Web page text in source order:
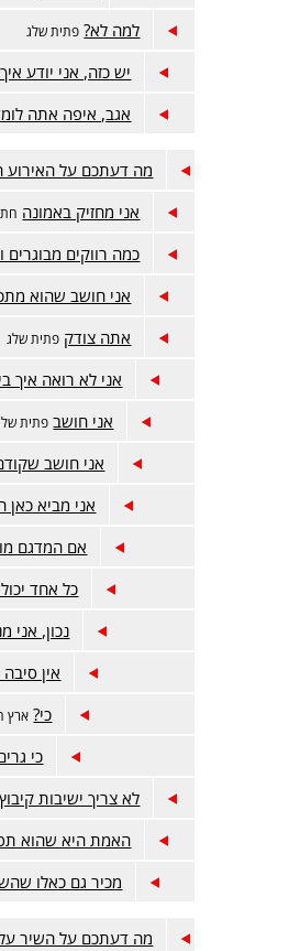
למה לא? פתית שלג
יש כזה, אני יודע
אגב, איפה אתה
מה דעתכם על האירוע
אני מחזיק באמונה
כמה רווקים
אני חושב שהוא מתכוון
אתה צודק פתית שלג
אני לא רואה איך
אני חושב פתית
אני חושב
אני מביא
אם המדגם
כל אחד
נכון,
אין
כי? ארץ
כי
לא צריך ישיבות
האמת היא שהוא
מכיר גם כאלו
מה דעתכם על השיר